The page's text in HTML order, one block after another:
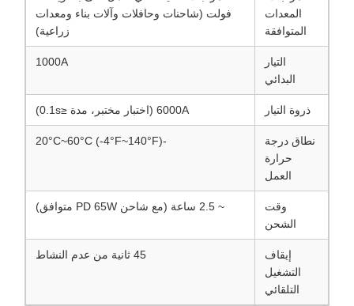
المعدات
المتوافقة
فولت (شاحنات وحافلات وآلات بناء ومعدات
زراعية)
التيار
البدائي
1000A
ذروة التيار 6000A (اختبار مختبر، مدة ≤0.1s)
نطاق درجة
حرارة
العمل
-20°C~60°C (-4°F~140°F)
وقت
الشحن
~ 2.5 ساعة (مع شاحن PD 65W متوافق)
إيقاف
التشغيل
التلقائي
45 ثانية من عدم النشاط